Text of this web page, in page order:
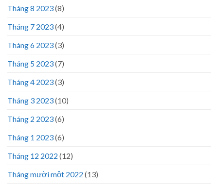
Tháng 8 2023(8)
Tháng 7 2023(4)
Tháng 6 2023(3)
Tháng 5 2023(7)
Tháng 4 2023(3)
Tháng 3 2023(10)
Tháng 2 2023(6)
Tháng 1 2023(6)
Tháng 12 2022 (12)
Tháng mười một 2022 (13)